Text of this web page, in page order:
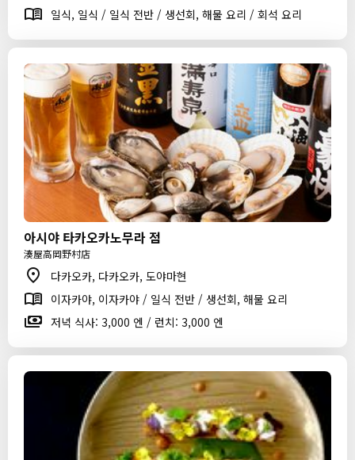
일식, 일식 / 일식 전반 / 생선회, 해물 요리 / 회석 요리
아시야 타카오카노무라 점
湊屋高岡野村店
다카오카, 다카오카, 도야마현
이자카야, 이자카야 / 일식 전반 / 생선회, 해물 요리
저녁 식사: 3,000 엔 / 런치: 3,000 엔